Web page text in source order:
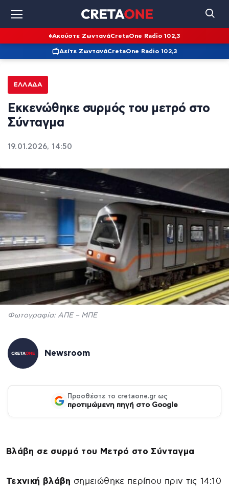
Ακούστε ΖωντανάCretaOne Radio 102,3
Δείτε ΖωντανάCretaOne Radio 102,3
ΕΛΛΆΔΑ
Εκκενώθηκε συρμός του μετρό στο
Σύνταγμα
19.01.2026, 14:50
Φωτογραφία: AΠΕ – ΜΠΕ
Newsroom
Προσθέστε το cretaone.gr ως
προτιμώμενη πηγή στο Google
Βλάβη σε συρμό του Μετρό στο Σύνταγμα
Τεχνική βλάβη σημειώθηκε περίπου πριν τις 14:10